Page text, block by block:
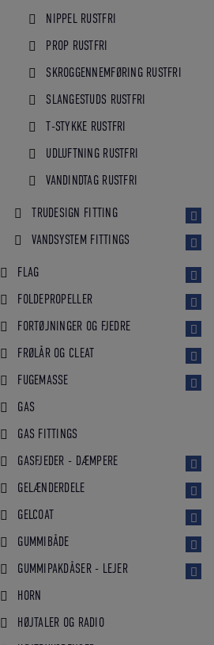
NIPPEL RUSTFRI
PROP RUSTFRI
SKROGGENNEMFØRING RUSTFRI
SLANGESTUDS RUSTFRI
T-STYKKE RUSTFRI
UDLUFTNING RUSTFRI
VANDINDTAG RUSTFRI
TRUDESIGN FITTING
VANDSYSTEM FITTINGS
FLAG
FOLDEPROPELLER
FORTØJNINGER OG FJEDRE
FRØLÅR OG CLEAT
FUGEMASSE
GAS
GAS FITTINGS
GASFJEDER - DÆMPERE
GELÆNDERDELE
GELCOAT
GUMMIBÅDE
GUMMIPAKDÅSER - LEJER
HORN
HØJTALER OG RADIO